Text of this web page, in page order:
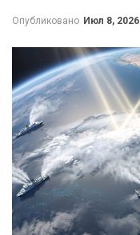
Опубликовано Июл 8, 2026